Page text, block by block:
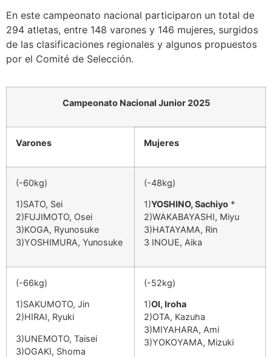
En este campeonato nacional participaron un total de
294 atletas, entre 148 varones y 146 mujeres, surgidos
de las clasificaciones regionales y algunos propuestos
por el Comité de Selección.
Campeonato Nacional Junior 2025
Varones Mujeres
(-60kg)
1)SATO, Sei
2)FUJIMOTO, Osei
3)KOGA, Ryunosuke
3)YOSHIMURA, Yunosuke
(-48kg)
1)YOSHINO, Sachiyo *
2)WAKABAYASHI, Miyu
3)HATAYAMA, Rin
3 INOUE, Aika
(-66kg)
1)SAKUMOTO, Jin
2)HIRAI, Ryuki
3)UNEMOTO, Taisei
3)OGAKI, Shoma
(-52kg)
1)OI, Iroha
2)OTA, Kazuha
3)MIYAHARA, Ami
3)YOKOYAMA, Mizuki